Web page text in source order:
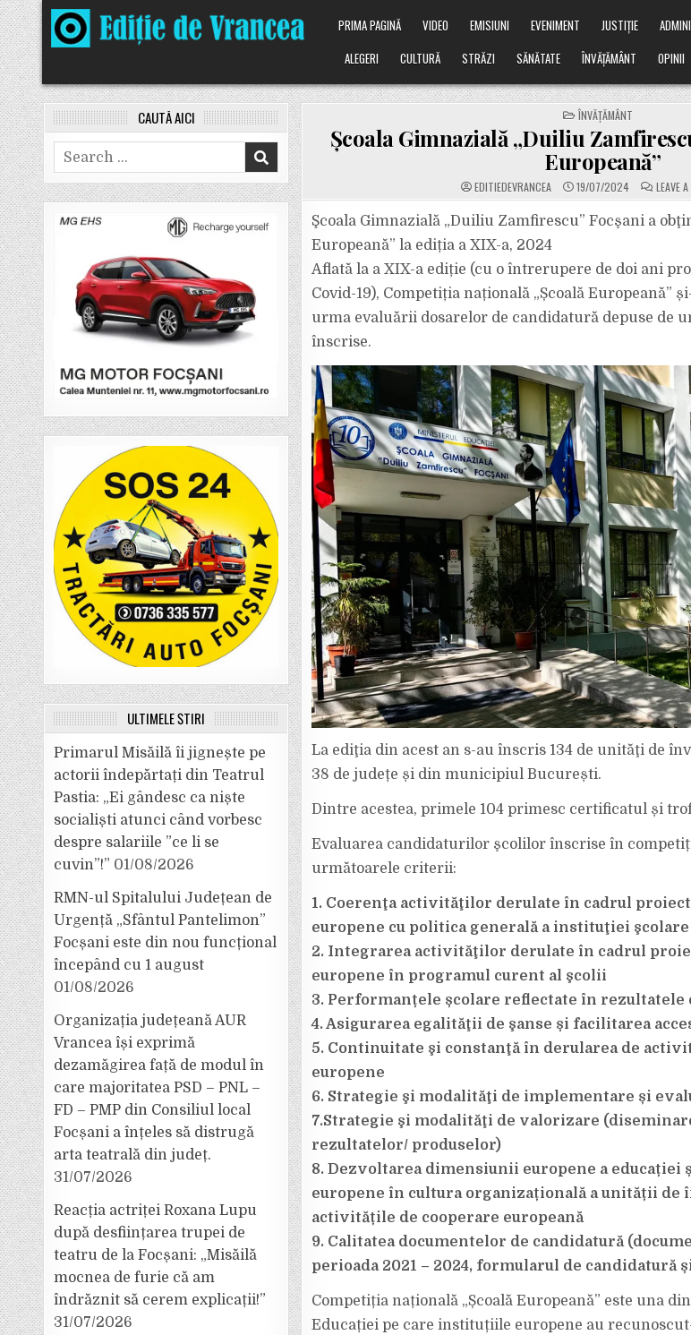
Skip
to
content
PRIMA PAGINĂ VIDEO EMISIUNI EVENIMENT JUSTIȚIE
ALEGERI
CULTURĂ STRĂZI SĂNĂTATE ÎNVĂȚĂMÂNT OPINII
POSTED
IN
ÎNVĂȚĂMÂNT
Şcoala Gimnazială „Duiliu
Europeană”
EDITIEDEVRANCEA 19/07/2024 LEAVE
Şcoala Gimnazială „Duiliu Zamfirescu” Focşani a
Europeană” la ediția a XIX-a, 2024
Aflată la a XIX-a ediție (cu o întrerupere de doi ani
Covid-19), Competiția națională „Școală Europeană”
urma evaluării dosarelor de candidatură depuse de
înscrise.
La ediţia din acest an s-au înscris 134 de unităţi de
38 de județe și din municipiul București.
Dintre acestea, primele 104 primesc certificatul și
Evaluarea candidaturilor şcolilor înscrise în
următoarele criterii:
1. Coerenţa activităţilor derulate în cadrul
europene cu politica generală a instituţiei şcolare
2. Integrarea activităţilor derulate în cadrul
europene în programul curent al şcolii
3. Performanțele școlare reflectate în
4. Asigurarea egalităţii de şanse și facilitarea
5. Continuitate şi constanţă în derularea de
europene
6. Strategie şi modalităţi de implementare și
7.Strategie şi modalităţi de valorizare
rezultatelor/ produselor)
8. Dezvoltarea dimensiunii europene a
europene în cultura organizațională a unității de
activitățile de cooperare europeană
9. Calitatea documentelor de candidatură
perioada 2021 – 2024, formularul de
Competiția națională „Școală Europeană” este una
Educației pe care instituțiile europene au
CAUTĂ AICI
Search
for:
ULTIMELE ȘTIRI
Primarul Misăilă îi jignește pe
actorii îndepărtați din Teatrul
Pastia: „Ei gândesc ca niște
socialiști atunci când vorbesc
despre salariile ”ce li se
cuvin”!” 01/08/2026
RMN-ul Spitalului Județean de
Urgență „Sfântul Pantelimon”
Focșani este din nou funcțional
începând cu 1 august
01/08/2026
Organizația județeană AUR
Vrancea își exprimă
dezamăgirea față de modul în
care majoritatea PSD – PNL –
FD – PMP din Consiliul local
Focșani a înțeles să distrugă
arta teatrală din județ.
31/07/2026
Reacția actriței Roxana Lupu
după desființarea trupei de
teatru de la Focșani: „Misăilă
mocnea de furie că am
îndrăznit să cerem explicații!”
31/07/2026